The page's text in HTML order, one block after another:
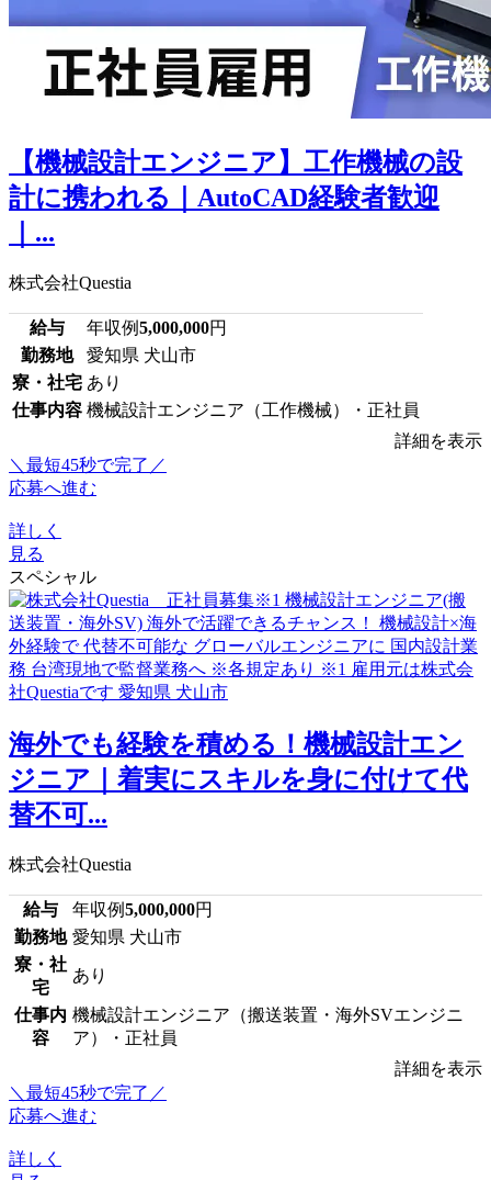
【機械設計エンジニア】工作機械の設
計に携われる｜AutoCAD経験者歓迎
｜...
株式会社Questia
給与 年収例5,000,000円
勤務地
愛知県 犬山市
寮・社宅 あり
仕事内容 機械設計エンジニア（工作機械）・正社員
詳細を表示
＼最短45秒で完了／
応募へ進む
詳しく
見る
スペシャル
海外でも経験を積める！機械設計エン
ジニア｜着実にスキルを身に付けて代
替不可...
株式会社Questia
給与 年収例5,000,000円
勤務地 愛知県 犬山市
寮・社
宅
あり
仕事内
容
機械設計エンジニア（搬送装置・海外SVエンジニ
ア）・正社員
詳細を表示
＼最短45秒で完了／
応募へ進む
詳しく